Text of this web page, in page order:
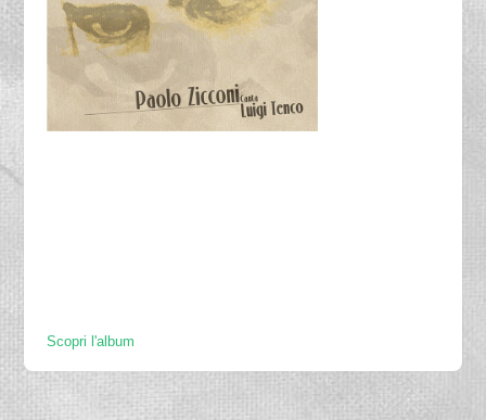
Scopri l'album